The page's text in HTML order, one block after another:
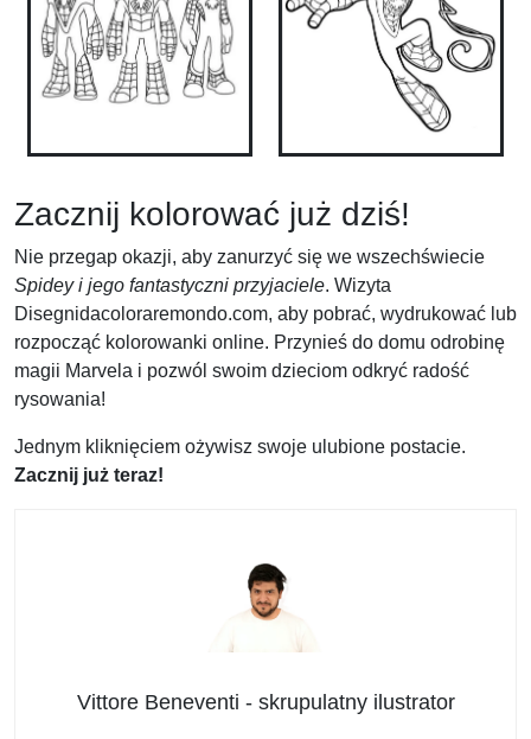
Zacznij kolorować już dziś!
Nie przegap okazji, aby zanurzyć się we wszechświecie
Spidey i jego fantastyczni przyjaciele. Wizyta
Disegnidacoloraremondo.com, aby pobrać, wydrukować lub
rozpocząć kolorowanki online. Przynieś do domu odrobinę
magii Marvela i pozwól swoim dzieciom odkryć radość
rysowania!
Jednym kliknięciem ożywisz swoje ulubione postacie.
Zacznij już teraz!
Vittore Beneventi - skrupulatny ilustrator